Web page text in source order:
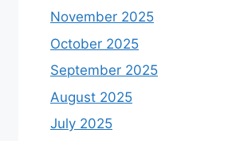
November 2025
October 2025
September 2025
August 2025
July 2025